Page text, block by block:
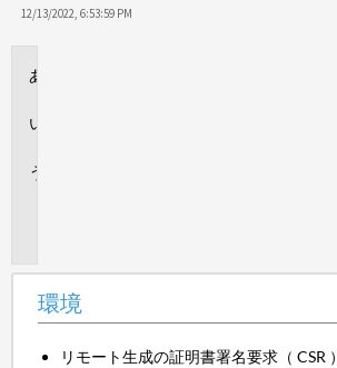
12/13/2022, 6:53:59 PM
環境
リモート生成の証明書署名要求（ CSR ）